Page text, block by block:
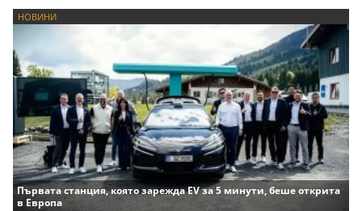
НОВИНИ
Първата станция, която зарежда EV за 5 минути, беше открита
в Европа